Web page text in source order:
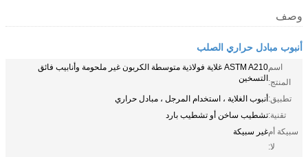
وصف
أنبوب مبادل حراري الصلب
اسم
المنتج:
ASTM A210 غلاية فولاذية متوسطة الكربون غير ملحومة وأنابيب فائق
التسخين
تطبيق:أنبوب الغلاية ، استخدام المرجل ، مبادل حراري
تقنية:تشطيب ساخن أو تشطيب بارد
سبيكة أم
لا:
غير سبيكة